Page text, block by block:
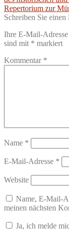
Repertorium zur
Schreiben Sie
Ihre E-Mail-
sind mit * markiert
Kommentar *
Name *
E-Mail-Adresse *
Website
Name, E-Mail-
meinen nächsten
Ja, ich melde